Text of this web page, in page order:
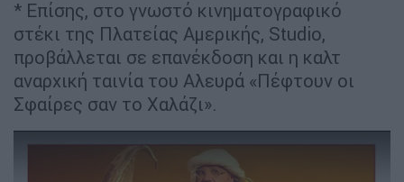
* Επίσης, στο γνωστό κινηματογραφικό
στέκι της Πλατείας Αμερικής, Studio,
προβάλλεται σε επανέκδοση και η καλτ
αναρχική ταινία του Αλευρά «Πέφτουν οι
Σφαίρες σαν το Χαλάζι».